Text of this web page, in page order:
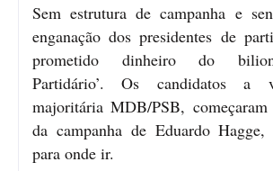
Sem estrutura de campanha e
enganação dos presidentes de
prometido dinheiro do
Partidário’. Os candidatos a
majoritária MDB/PSB,
da campanha de Eduardo
para onde ir.